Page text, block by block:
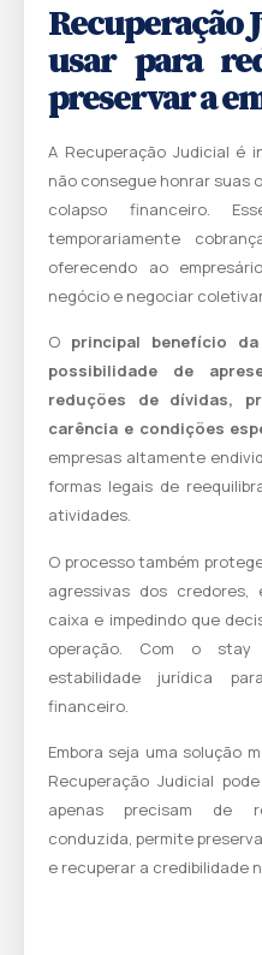
Recuperação
usar para
preservar a
A Recuperação Judicial é
não consegue honrar suas
colapso financeiro.
temporariamente
oferecendo ao
negócio e negociar
O principal benefício
possibilidade de
reduções de dívidas,
carência e condições
empresas altamente
formas legais de
atividades.
O processo também
agressivas dos
caixa e impedindo que
operação. Com o stay
estabilidade jurídica
financeiro.
Embora seja uma solução
Recuperação Judicial
apenas precisam de
conduzida, permite
e recuperar a credibilidade